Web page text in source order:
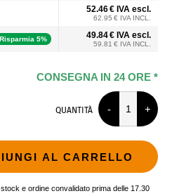
52.46 € IVA escl.
62.95 € IVA INCL.
Risparmia 5% 49.84 € IVA escl.
59.81 € IVA INCL.
CONSEGNA IN 24 ORE *
QUANTITÀ
AL CARRELLO
e ordine convalidato prima delle 17.30